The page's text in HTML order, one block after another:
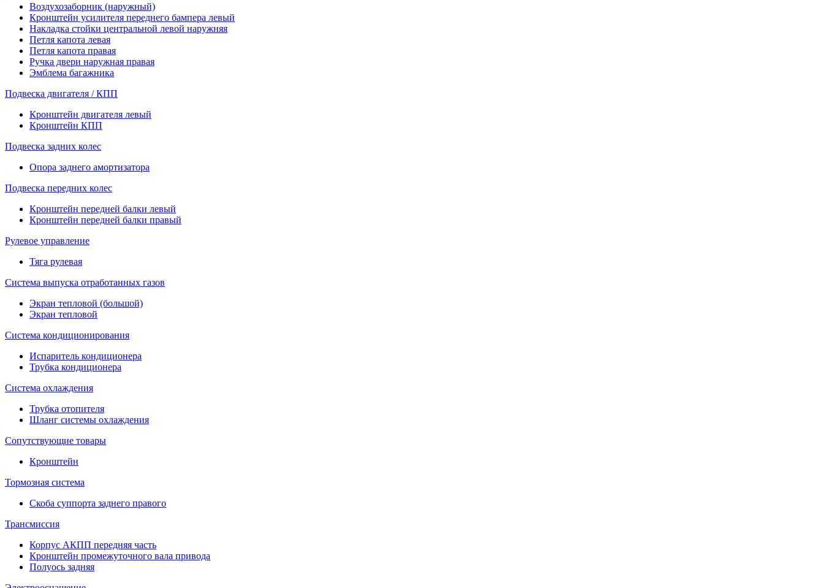
Воздухозаборник (наружный)
Кронштейн усилителя переднего бампера левый
Накладка стойки центральной левой наружняя
Петля капота левая
Петля капота правая
Ручка двери наружная правая
Эмблема багажника
Подвеска двигателя / КПП
Кронштейн двигателя левый
Кронштейн КПП
Подвеска задних колес
Опора заднего амортизатора
Подвеска передних колес
Кронштейн передней балки левый
Кронштейн передней балки правый
Рулевое управление
Тяга рулевая
Система выпуска отработанных газов
Экран тепловой (большой)
Экран тепловой
Система кондиционирования
Испаритель кондиционера
Трубка кондиционера
Система охлаждения
Трубка отопителя
Шланг системы охлаждения
Сопутствующие товары
Кронштейн
Тормозная система
Скоба суппорта заднего правого
Трансмиссия
Корпус АКПП передняя часть
Кронштейн промежуточного вала привода
Полуось задняя